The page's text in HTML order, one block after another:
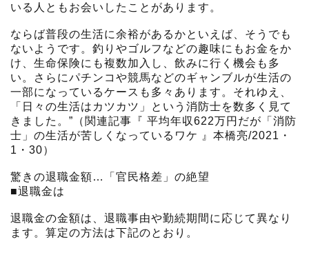
いる人ともお会いしたことがあります。
ならば普段の生活に余裕があるかといえば、そうでも
ないようです。釣りやゴルフなどの趣味にもお金をか
け、生命保険にも複数加入し、飲みに行く機会も多
い。さらにパチンコや競馬などのギャンブルが生活の
一部になっているケースも多々あります。それゆえ、
「日々の生活はカツカツ」という消防士を数多く見て
きました。”（関連記事『 平均年収622万円だが「消防
士」の生活が苦しくなっているワケ 』本橋亮/2021・
1・30）
驚きの退職金額…「官民格差」の絶望
■退職金は
退職金の金額は、退職事由や勤続期間に応じて異なり
ます。算定の方法は下記のとおり。